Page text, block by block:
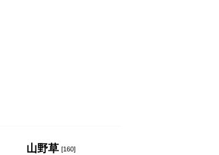
山野草 [160]